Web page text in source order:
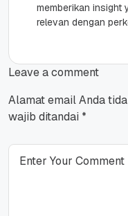
memberikan insight
relevan dengan
Leave a comment
Alamat email Anda
wajib ditandai *